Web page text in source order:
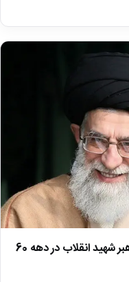
عکس| سفر در زمان؛ مادر رهبر شهید انقلاب در دهه 60